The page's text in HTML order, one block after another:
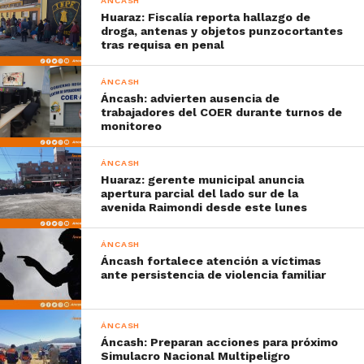
Huaraz: Fiscalía reporta hallazgo de
droga, antenas y objetos punzocortantes
tras requisa en penal
ÁNCASH
Áncash: advierten ausencia de
trabajadores del COER durante turnos de
monitoreo
ÁNCASH
Huaraz: gerente municipal anuncia
apertura parcial del lado sur de la
avenida Raimondi desde este lunes
ÁNCASH
Áncash fortalece atención a víctimas
ante persistencia de violencia familiar
ÁNCASH
Áncash: Preparan acciones para próximo
Simulacro Nacional Multipeligro